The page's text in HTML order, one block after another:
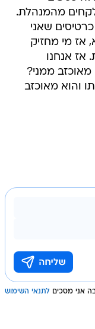
מהמנהלת.
שאני
אז מי מחזיק
אז אנחנו
ממני?
והוא מאוכזב
אני מסכים לתנאי השימוש